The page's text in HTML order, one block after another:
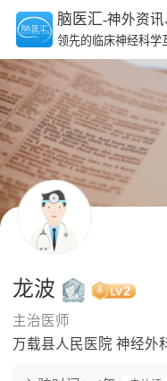
脑医汇-神外资
领先的临床神经科学
龙波
主治医师
万载县人民医院 神经外